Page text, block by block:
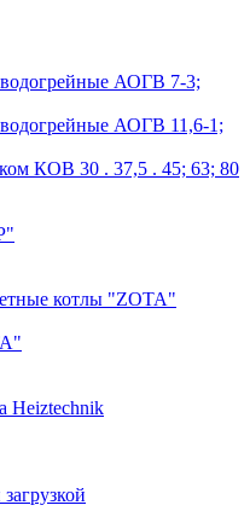
АОГВ 7-3;
АОГВ 11,6-1;
КОВ 30 . 37,5 . 45; 63; 80
котлы "ZOTA"
Heiztechnik